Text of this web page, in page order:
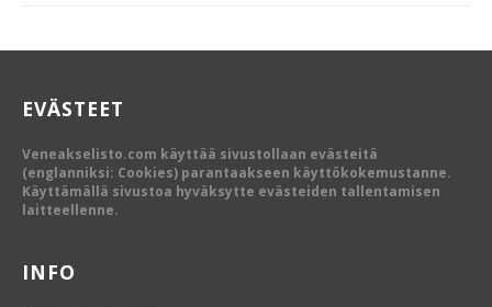
EVÄSTEET
Veneakselisto.com käyttää sivustollaan evästeitä
(englanniksi: Cookies) parantaakseen käyttökokemustanne.
Käyttämällä sivustoa hyväksytte evästeiden tallentamisen
laitteellenne.
INFO